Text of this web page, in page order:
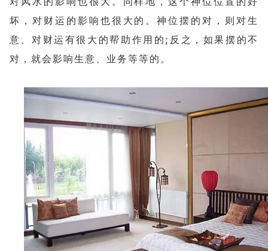
坏，对财运的影响也很大的。神位摆的对，则对生
意、对财运有很大的帮助作用的;反之，如果摆的不
对，就会影响生意、业务等等的。